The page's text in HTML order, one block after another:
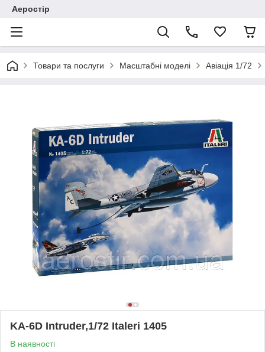
Аеростір
Товари та послуги Масштабні моделі Авіація 1/72
KA-6D Intruder,1/72 Italeri 1405
В наявності